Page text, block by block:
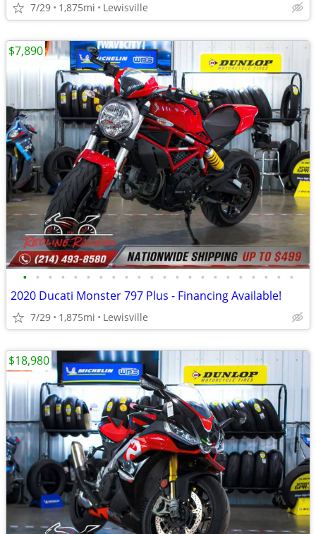
7/29 1,875mi Lewisville
• • • • • • • • • • • • • • • • • • • • • •
2020 Ducati Monster 797 Plus - Financing Available!
7/29 1,875mi Lewisville
$7,890
$18,980